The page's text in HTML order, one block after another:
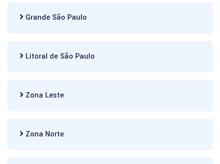
Grande São Paulo
Litoral de São Paulo
Zona Leste
Zona Norte